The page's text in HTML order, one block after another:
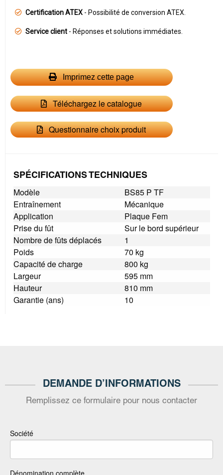
Certification ATEX - Possibilité de conversion ATEX.
Service client - Réponses et solutions immédiates.
Imprimez cette page
Téléchargez le catalogue
Questionnaire choix produit
SPÉCIFICATIONS TECHNIQUES
Modèle
BS85 P TF
Entraînement
Mécanique
Application
Plaque Fem
Prise du fût
Sur le bord supérieur
Nombre de fûts déplacés
1
Poids
70 kg
Capacité de charge
800 kg
Largeur
595 mm
Hauteur
810 mm
Garantie (ans)
10
DEMANDE D’INFORMATIONS
Remplissez ce formulaire pour nous contacter
Société